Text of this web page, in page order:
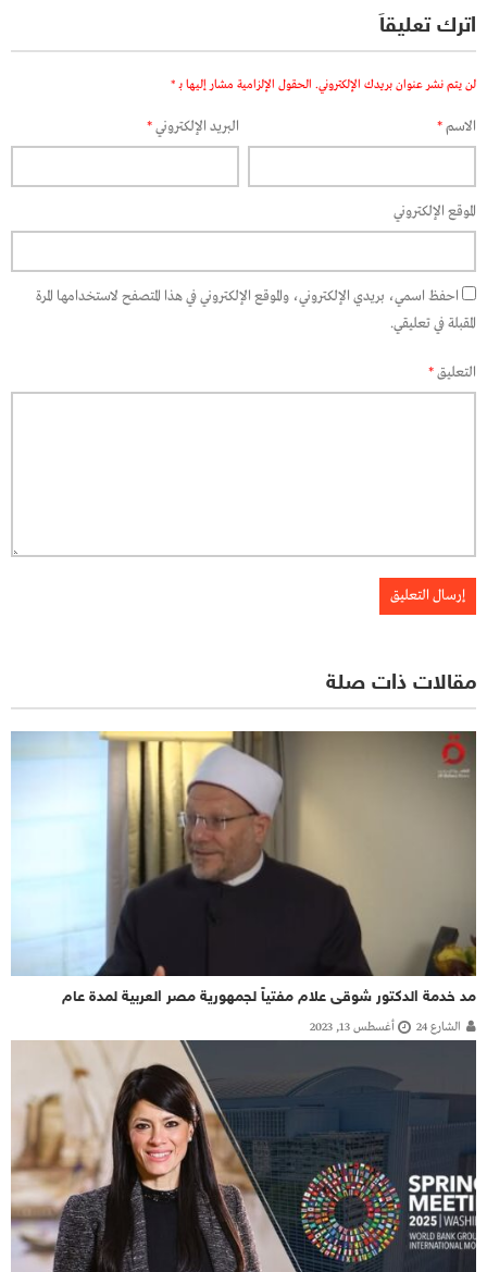
اترك تعليقاً
لن يتم نشر عنوان بريدك الإلكتروني. الحقول الإلزامية مشار إليها بـ *
الاسم* البريد الإلكتروني*
الموقع الإلكتروني
احفظ اسمي، بريدي الإلكتروني، والموقع الإلكتروني في هذا المتصفح لاستخدامها المرة
المقبلة في تعليقي.
التعليق*
مقالات ذات صلة
مد خدمة الدكتور شوقى علام مفتياً لجمهورية مصر العربية لمدة عام
الشارع 24 أغسطس 13, 2023